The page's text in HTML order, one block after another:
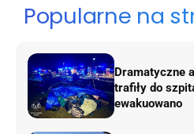
Popularne na
Dramatyczne
trafiły do
ewakuowano